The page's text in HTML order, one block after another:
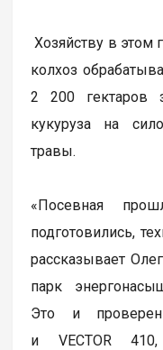
Хозяйству в этом
колхоз
2 200 гектаров
кукуруза на
травы.
«Посевная
подготовились,
рассказывает
парк
Это и
и VECTOR